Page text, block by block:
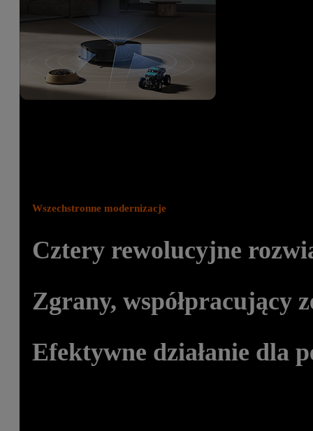
Wszechstronne modernizacje
Cztery rewolucyjne
Zgrany, współpracujący
Efektywne działanie dla